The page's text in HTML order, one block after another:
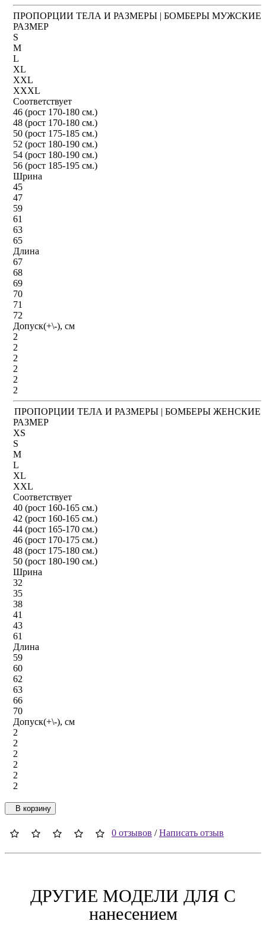
ПРОПОРЦИИ ТЕЛА И РАЗМЕРЫ | БОМБЕРЫ МУЖСКИЕ
РАЗМЕР
S
M
L
XL
XXL
XXXL
Соответствует
46 (рост 170-180 см.)
48 (рост 170-180 см.)
50 (рост 175-185 см.)
52 (рост 180-190 см.)
54 (рост 180-190 см.)
56 (рост 185-195 см.)
Шрина
45
47
59
61
63
65
Длина
67
68
69
70
71
72
Допуск(+\-), см
2
2
2
2
2
2
ПРОПОРЦИИ ТЕЛА И РАЗМЕРЫ | БОМБЕРЫ ЖЕНСКИЕ
РАЗМЕР
XS
S
M
L
XL
XXL
Соответствует
40 (рост 160-165 см.)
42 (рост 160-165 см.)
44 (рост 165-170 см.)
46 (рост 170-175 см.)
48 (рост 175-180 см.)
50 (рост 180-190 см.)
Шрина
32
35
38
41
43
61
Длина
59
60
62
63
66
70
Допуск(+\-), см
2
2
2
2
2
2
В корзину
0 отзывов /Написать отзыв
ДРУГИЕ МОДЕЛИ ДЛЯ C
нанесением